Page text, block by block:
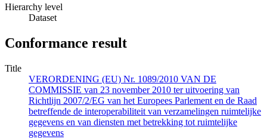
Hierarchy level
Dataset
Conformance result
Title
VERORDENING (EU) Nr. 1089/2010 VAN DE
COMMISSIE van 23 november 2010 ter uitvoering van
Richtlijn 2007/2/EG van het Europees Parlement en de Raad
betreffende de interoperabiliteit van verzamelingen ruimtelijke
gegevens en van diensten met betrekking tot ruimtelijke
gegevens